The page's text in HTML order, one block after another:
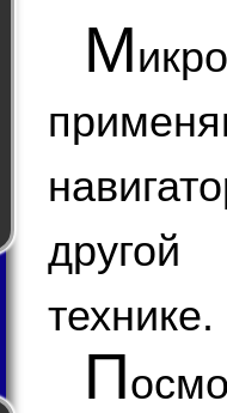
М
другой
технике.
П